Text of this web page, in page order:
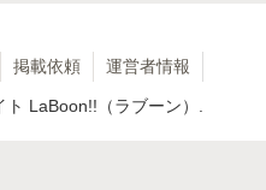
掲載依頼 運営者情報
LaBoon!!（ラブーン）.